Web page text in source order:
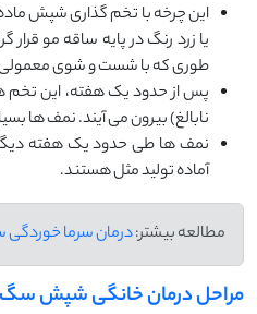
این چرخه با تخم ‌گذاری شپش
یا زرد رنگ در پایه ساقه مو
طوری‌ که با شست ‌و شوی معمولی
پس از حدود یک هفته، این تخم
نابالغ) بیرون می‌ آیند. نمف ‌ها
نمف ‌ها طی حدود یک هفته
آماده تولید مثل هستند.
مطالعه بیشتر:درمان سرما
مراحل درمان خانگی شپش سگ